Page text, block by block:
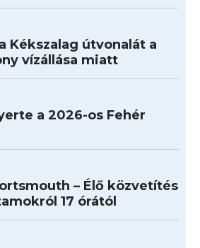
Kékszalag útvonalát a
vízállása miatt
a 2026-os Fehér
– Élő közvetítés
17 órától